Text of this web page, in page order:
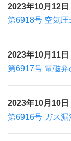
2023年10月12
第6918号 空気
2023年10月11
第6917号 電磁
2023年10月10
第6916号 ガス